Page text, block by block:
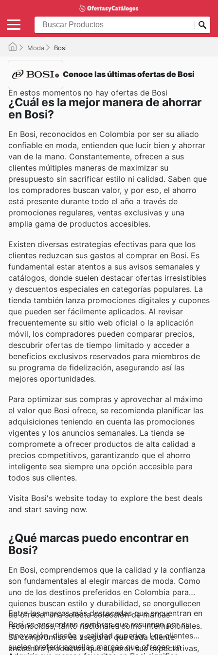
Moda Bosi
Conoce las últimas ofertas de Bosi
En estos momentos no hay ofertas de Bosi
¿Cuál es la mejor manera de ahorrar
en Bosi?
En Bosi, reconocidos en Colombia por ser su aliado
confiable en moda, entienden que lucir bien y ahorrar
van de la mano. Constantemente, ofrecen a sus
clientes múltiples maneras de maximizar su
presupuesto sin sacrificar estilo ni calidad. Saben que
los compradores buscan valor, y por eso, el ahorro
está presente durante todo el año a través de
promociones regulares, ventas exclusivas y una
amplia gama de productos accesibles.
Existen diversas estrategias efectivas para que los
clientes reduzcan sus gastos al comprar en Bosi. Es
fundamental estar atentos a sus avisos semanales y
catálogos, donde suelen destacar ofertas irresistibles
y descuentos especiales en categorías populares. La
tienda también lanza promociones digitales y cupones
que pueden ser fácilmente aplicados. Al revisar
frecuentemente su sitio web oficial o la aplicación
móvil, los compradores pueden comparar precios,
descubrir ofertas de tiempo limitado y acceder a
beneficios exclusivos reservados para miembros de
su programa de fidelización, asegurando así las
mejores oportunidades.
Para optimizar sus compras y aprovechar al máximo
el valor que Bosi ofrece, se recomienda planificar las
adquisiciones teniendo en cuenta las promociones
vigentes y los anuncios semanales. La tienda se
compromete a ofrecer productos de alta calidad a
precios competitivos, garantizando que el ahorro
inteligente sea siempre una opción accesible para
todos sus clientes.
Visita Bosi's website today to explore the best deals
and start saving now.
¿Qué marcas puedo encontrar en
Bosi?
En Bosi, comprendemos que la calidad y la confianza
son fundamentales al elegir marcas de moda. Como
uno de los destinos preferidos en Colombia para
quienes buscan estilo y durabilidad, se enorgullecen
de ofrecer una selecta colección de marcas
reconocidas, tanto nacionales como internacionales.
Su compromiso es asegurar que cada cliente
encuentre productos que superen sus expectativas,
Entre las marcas más destacadas que encuentran en
Bosi se encuentran nombres que resuenan por su
innovación, diseño y calidad superior. Los clientes
suelen preferir aquellas marcas que ofrecen un